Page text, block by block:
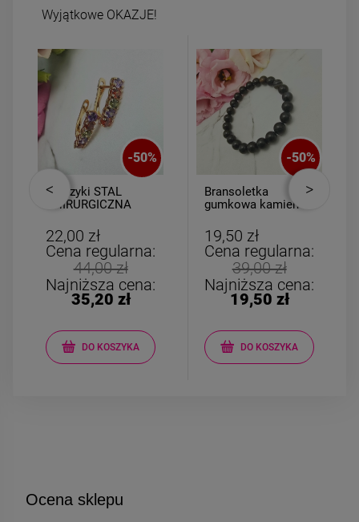
Wyjątkowe OKAZJE!
-50%
Kolczyki STAL
CHIRURGICZNA
kryształki kolorowe
22,00 zł
Cena regularna:
44,00 zł
Najniższa cena:
35,20 zł
DO KOSZYKA
-50%
Bransoletka
gumkowa kamień
19,50 zł
Cena regularna:
39,00 zł
Najniższa cena:
19,50 zł
DO KOSZYKA
Ocena sklepu